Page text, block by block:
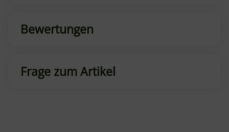
Bewertungen
Frage zum Artikel